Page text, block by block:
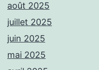
août 2025
juillet 2025
juin 2025
mai 2025